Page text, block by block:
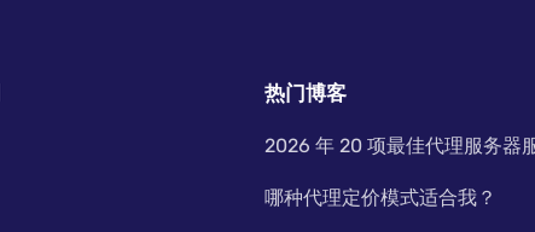
热门博客
2026 年 20 项最佳代理服务器
哪种代理定价模式适合我？